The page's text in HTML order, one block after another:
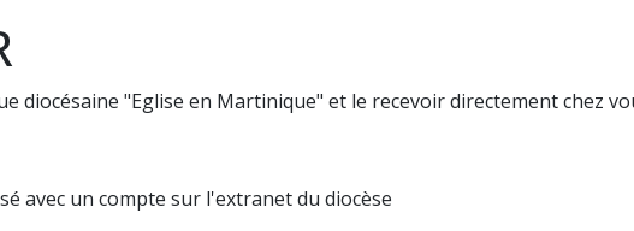
diocésaine "Eglise en Martinique" et le recevoir directement chez
avec un compte sur l'extranet du diocèse